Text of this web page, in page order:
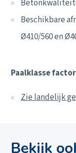
Beschikbare
Ø410/560 en
Paalklasse
Zie landelijk
Bekijk